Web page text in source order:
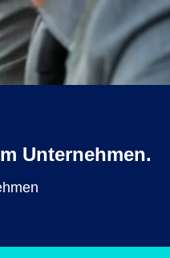
Unternehmen.